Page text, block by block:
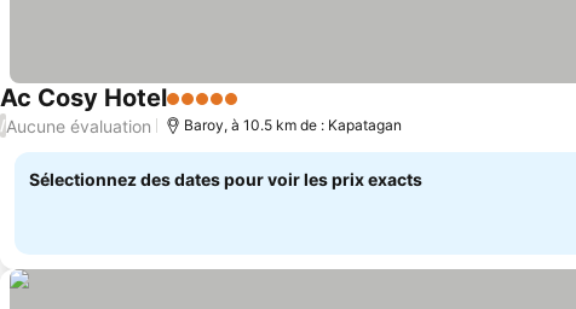
Ac Cosy Hotel5 Étoiles
/Aucune évaluation Baroy, à 10.5 km de : Kapatagan
Sélectionnez des dates pour voir les prix exacts